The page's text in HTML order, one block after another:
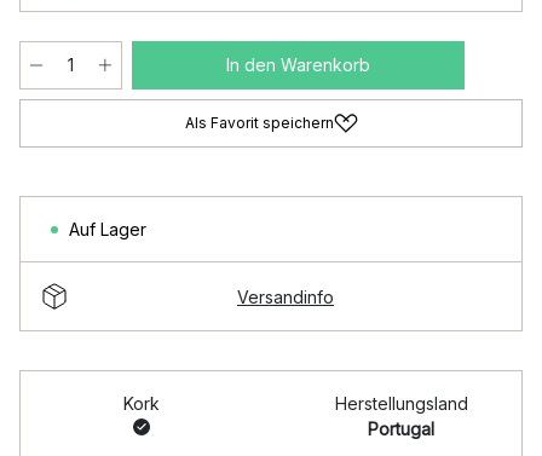
In den Warenkorb
Als Favorit speichern
Auf Lager
Versandinfo
Kork
Herstellungsland
Portugal